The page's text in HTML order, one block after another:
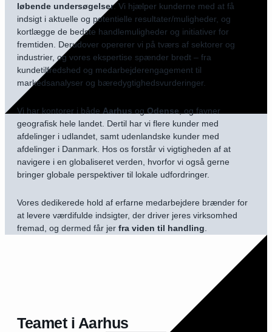
løbende undersøgelser. Vi hjælper kunderne med at få
indsigt i aktuelle og potentielle resultater/muligheder, og
kortlægge de bedste handlemuligheder og initiativer for
fremtiden. Derudover opererer vi på tværs af sektorer og
industrier, og vores ekspertise spænder bredt – fra
kundetilfredshed og medarbejderengagement til
markedsanalyser og bæredygtighedsvurderinger.
Vi har kontorer i både Aarhus og Odense , og favner
geografisk hele landet. Dertil har vi flere kunder med
afdelinger i udlandet, samt udenlandske kunder med
afdelinger i Danmark. Hos os forstår vi vigtigheden af at
navigere i en globaliseret verden, hvorfor vi også gerne
bringer globale perspektiver til lokale udfordringer.
Vores dedikerede hold af erfarne medarbejdere brænder for
at levere værdifulde indsigter, der driver jeres virksomhed
fremad, og dermed får jer fra viden til handling
Teamet i Aarhus